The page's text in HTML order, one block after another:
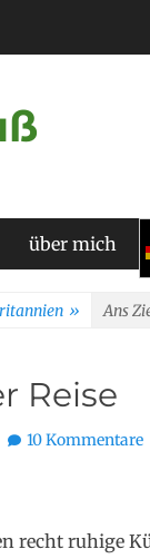
über mich
» Ans
Reise
10 Kommentare
recht ruhige